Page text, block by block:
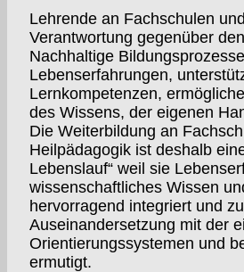
Lehrende an Fachschulen
Verantwortung gegenüber
Nachhaltige
Lebenserfahrungen,
Lernkompetenzen,
des Wissens, der eigenen
Die Weiterbildung an
Heilpädagogik ist deshalb
Lebenslauf“ weil sie
wissenschaftliches Wissen
hervorragend integriert und
Auseinandersetzung mit der
Orientierungssystemen und
ermutigt.